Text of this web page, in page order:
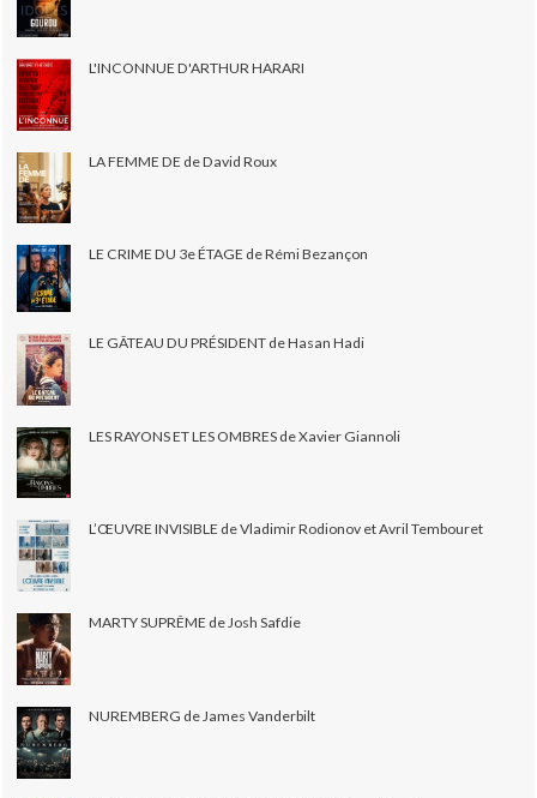
L'INCONNUE D'ARTHUR HARARI
LA FEMME DE de David Roux
LE CRIME DU 3e ÉTAGE de Rémi Bezançon
LE GÂTEAU DU PRÉSIDENT de Hasan Hadi
LES RAYONS ET LES OMBRES de Xavier Giannoli
L’ŒUVRE INVISIBLE de Vladimir Rodionov et Avril Tembouret
MARTY SUPRÊME de Josh Safdie
NUREMBERG de James Vanderbilt